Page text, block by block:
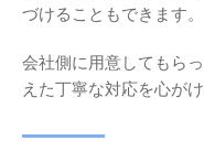
づけることもできます。
会社側に用意してもら
えた丁寧な対応を心がけ